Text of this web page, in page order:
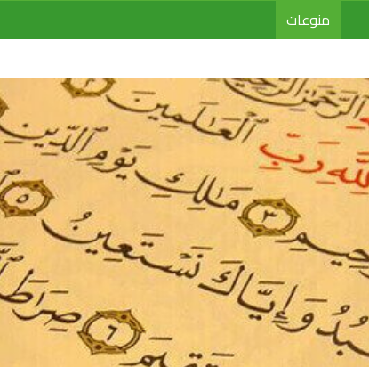
منوعات